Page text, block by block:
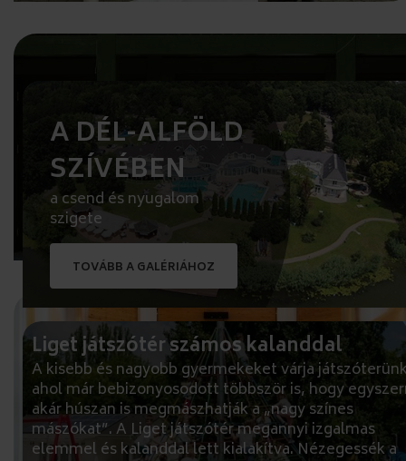
A DÉL-ALFÖLD
SZÍVÉBEN
a csend és nyugalom
szigete
TOVÁBB A GALÉRIÁHOZ
Liget játszótér számos kalanddal
A kisebb és nagyobb gyermekeket várja
ahol már bebizonyosodott többször is, hogy
akár húszan is megmászhatják a „nagy színes
mászókat”. A Liget játszótér megannyi izgalmas
elemmel és kalanddal lett kialakítva. Nézegessék a